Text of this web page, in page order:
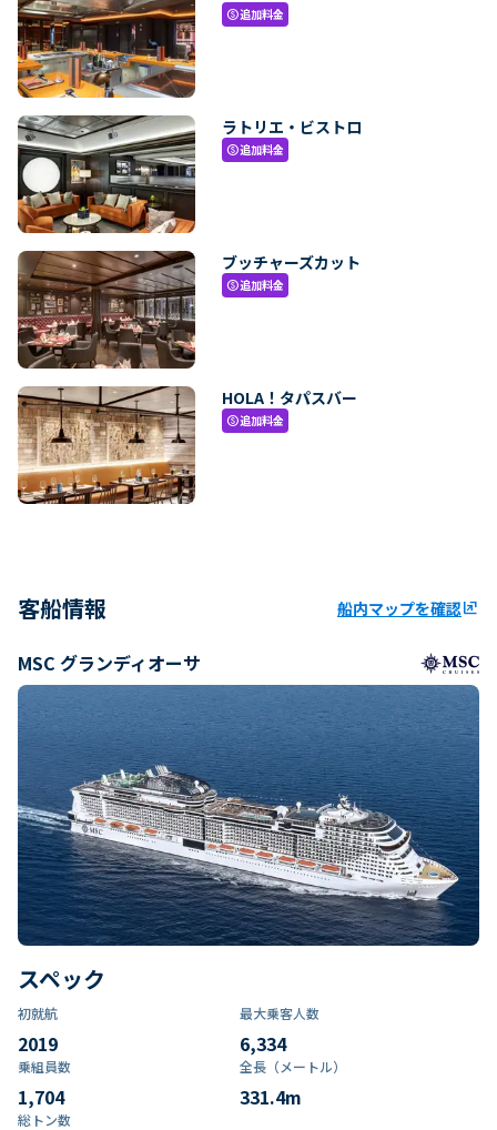
paid追加料金
ラトリエ・ビストロ
paid追加料金
ブッチャーズカット
paid追加料金
HOLA！タパスバー
paid追加料金
客船情報 船内マップを確認ungroup
MSC グランディオーサ
スペック
初就航
2019
最大乗客人数
6,334
乗組員数​
1,704
全長（メートル）
331.4m
総トン数​